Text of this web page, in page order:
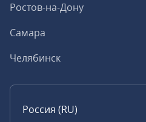
Ростов-на-Дону
Самара
Челябинск
Россия (RU)